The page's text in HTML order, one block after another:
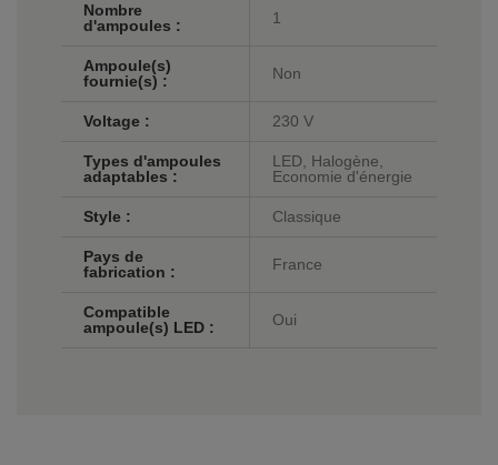
Nombre
d'ampoules :
1
Ampoule(s)
fournie(s) :
Non
Voltage : 230 V
Types d'ampoules
adaptables :
LED, Halogène,
Economie d'énergie
Style : Classique
Pays de
fabrication :
France
Compatible
ampoule(s) LED :
Oui